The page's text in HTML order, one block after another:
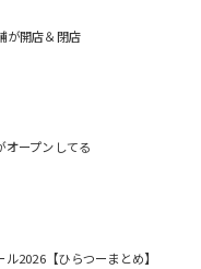
が開店＆閉店
オープンしてる
2026【ひらつーまとめ】